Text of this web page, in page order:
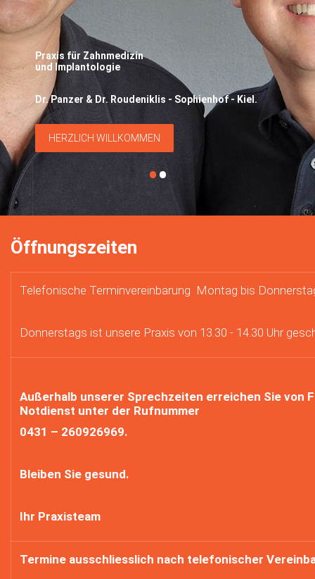
Praxis für Zahnmedizin
und Implantologie
Dr. Panzer & Dr. Roudeniklis - Sophienhof - Kiel.
HERZLICH WILLKOMMEN
••
Öffnungszeiten
Telefonische Terminvereinbarung Montag bis
Donnerstags ist unsere Praxis von 13.30 - 14.30 Uhr
Außerhalb unserer Sprechzeiten erreichen Sie von
Notdienst unter der Rufnummer
0431 – 260926969.
Bleiben Sie gesund.
Ihr Praxisteam
Termine ausschliesslich nach telefonischer